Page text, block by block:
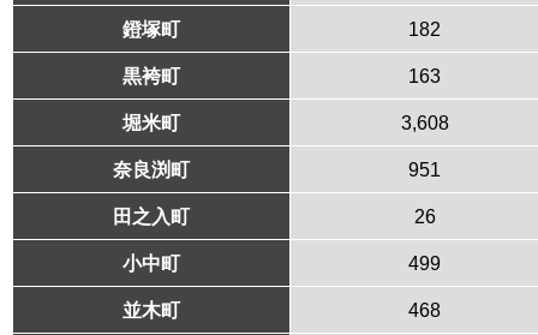
鐙塚町 182
黒袴町 163
堀米町 3,608
奈良渕町 951
田之入町 26
小中町 499
並木町 468